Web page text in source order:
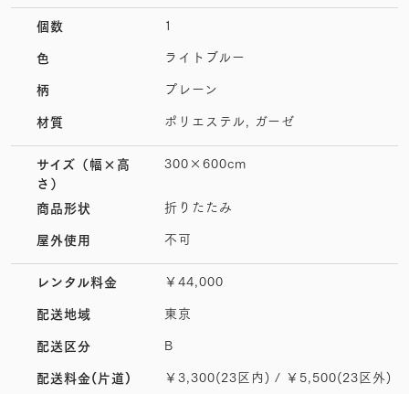
個数 1
色 ライトブルー
柄 プレーン
材質 ポリエステル, ガーゼ
サイズ （幅×高
さ）
300×600cm
商品形状 折りたたみ
屋外使用 不可
レンタル料金 ￥44,000
配送地域 東京
配送区分 B
配送料金(片道) ￥3,300(23区内) / ￥5,500(23区外)